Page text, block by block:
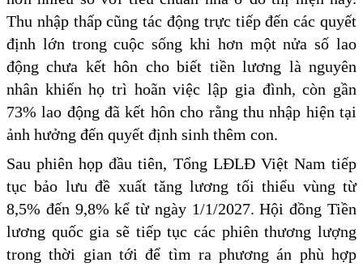
Thu nhập thấp cũng tác động trực tiếp đến các quyết
định lớn trong cuộc sống khi hơn một nửa số lao
động chưa kết hôn cho biết tiền lương là nguyên
nhân khiến họ trì hoãn việc lập gia đình, còn gần
73% lao động đã kết hôn cho rằng thu nhập hiện tại
ảnh hưởng đến quyết định sinh thêm con.
Sau phiên họp đầu tiên, Tổng LĐLĐ Việt Nam tiếp
tục bảo lưu đề xuất tăng lương tối thiểu vùng từ
8,5% đến 9,8% kể từ ngày 1/1/2027. Hội đồng Tiền
lương quốc gia sẽ tiếp tục các phiên thương lượng
trong thời gian tới để tìm ra phương án phù hợp